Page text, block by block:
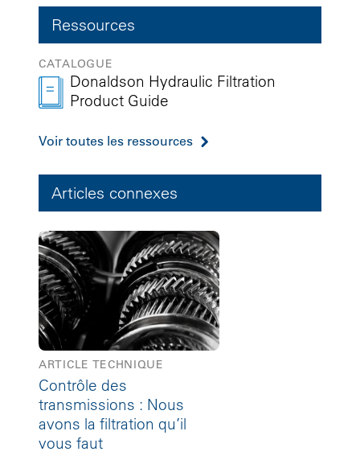
Ressources
CATALOGUE
Donaldson Hydraulic Filtration
Product Guide
Voir toutes les ressources
Articles connexes
ARTICLE TECHNIQUE
Contrôle des
transmissions : Nous
avons la filtration qu’il
vous faut